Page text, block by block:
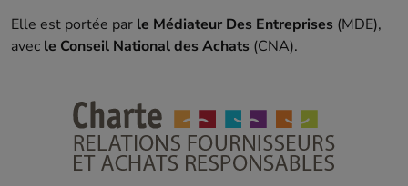
Elle est portée par le Médiateur Des Entreprises (MDE),
avec le Conseil National des Achats (CNA).